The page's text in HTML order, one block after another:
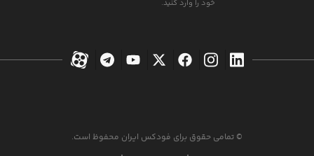
خود را وارد کنید.
© تمامی حقوق برای فودکس ایران محفوظ است.